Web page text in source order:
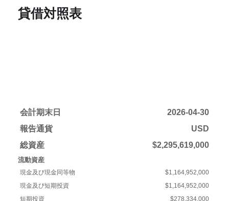
貸借対照表
会計期末日
2026-04-30
報告通貨
USD
総資産
$2,295,619,000
流動資産
現金及び現金同等物
$1,164,952,000
現金及び短期投資
$1,164,952,000
短期投資
$278,334,000